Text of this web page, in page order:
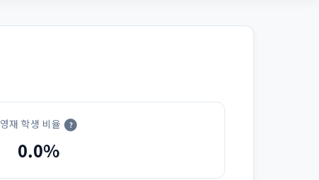
영재 학생 비율 ?
0.0%